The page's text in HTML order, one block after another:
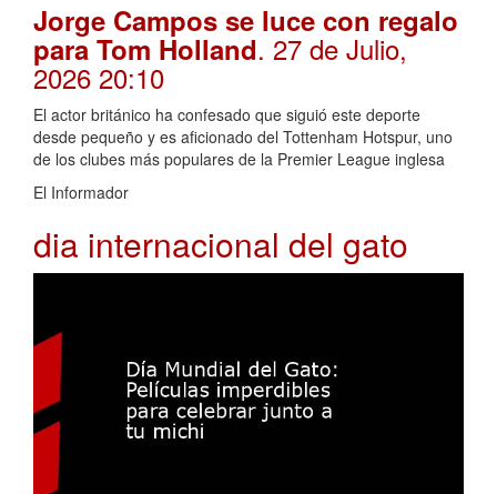
Jorge Campos se luce con regalo
para Tom Holland. 27 de Julio,
2026 20:10
El actor británico ha confesado que siguió este deporte
desde pequeño y es aficionado del Tottenham Hotspur, uno
de los clubes más populares de la Premier League inglesa
El Informador
dia internacional del gato